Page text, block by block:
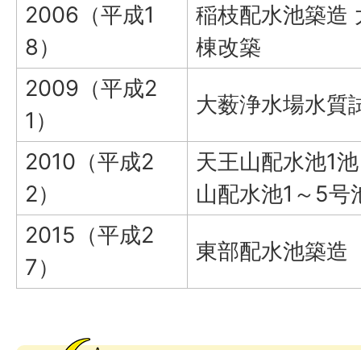
2006（平成1
8）
稲枝配水池築造
棟改築
2009（平成2
1）
大薮浄水場水質
2010（平成2
2）
天王山配水池1
山配水池1～5号
2015（平成2
7）
東部配水池築造